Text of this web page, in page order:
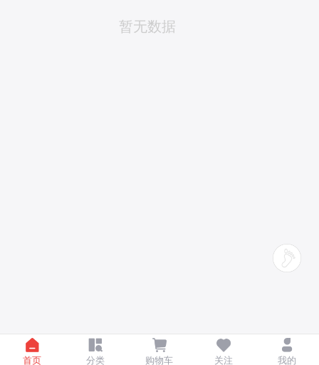
暂无数据
首页 分类 购物车 关注 我的